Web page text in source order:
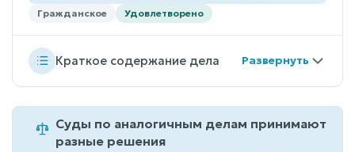
Гражданское Удовлетворено
Краткое содержание дела
Суды по аналогичным делам принимают
разные решения